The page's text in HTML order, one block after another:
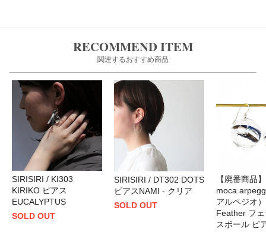
RECOMMEND ITEM
関連するおすすめ商品
SIRISIRI / KI303
KIRIKO ピアス
EUCALYPTUS
SOLD OUT
SIRISIRI / DT302 DOTS
ピアスNAMI - クリア
SOLD OUT
【廃番商品】
アルペジオ
Feather フ
スボール ピ